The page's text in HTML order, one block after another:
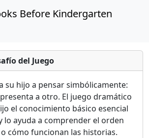
Before Kindergarten
del Juego
su hijo a pensar simbólicamente:
a otro. El juego dramático
el conocimiento básico esencial
lo ayuda a comprender el orden
cómo funcionan las historias.